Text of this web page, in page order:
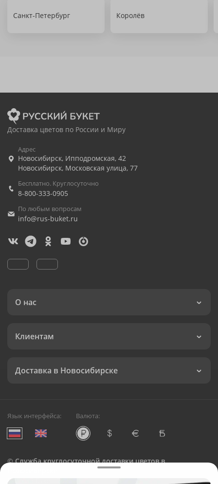
Санкт-Петербург Королёв
Доставка цветов по России и Миру
Адрес
Новосибирск, Ипподромская, 42
Новосибирск, Московская улица, 77
Бесплатно. Круглосуточно
8-800-333-0905
По любым вопросам
info@rus-buket.ru
О нас
Клиентам
Доставка в Новосибирске
Язык интерфейса: Валюта:
©Служба круглосуточной доставки цветов в
Русский Букет, 2026